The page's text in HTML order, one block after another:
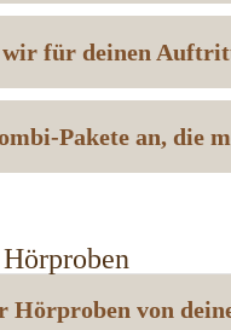
wir für deinen
Pakete an, die
von